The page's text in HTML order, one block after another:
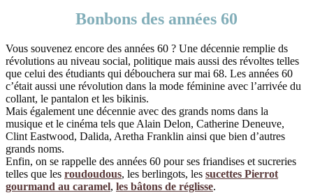
Bonbons des années 60
Vous souvenez encore des années 60 ? Une décennie remplie ds
révolutions au niveau social, politique mais aussi des révoltes telles
que celui des étudiants qui débouchera sur mai 68. Les années 60
c’était aussi une révolution dans la mode féminine avec l’arrivée du
collant, le pantalon et les bikinis.
Mais également une décennie avec des grands noms dans la
musique et le cinéma tels que Alain Delon, Catherine Deneuve,
Clint Eastwood, Dalida, Aretha Franklin ainsi que bien d’autres
grands noms.
Enfin, on se rappelle des années 60 pour ses friandises et sucreries
telles que les roudoudous, les berlingots, les sucettes Pierrot
gourmand au caramel, les bâtons de réglisse.